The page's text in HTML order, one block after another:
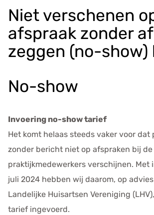
Niet verschenen
afspraak zonder
zeggen (no-show)
No-show
Invoering no-show tarief
Het komt helaas steeds vaker voor dat
zonder bericht niet op afspraken bij
praktijkmedewerkers verschijnen. Met
juli 2024 hebben wij daarom, op
Landelijke Huisartsen Vereniging
tarief ingevoerd.